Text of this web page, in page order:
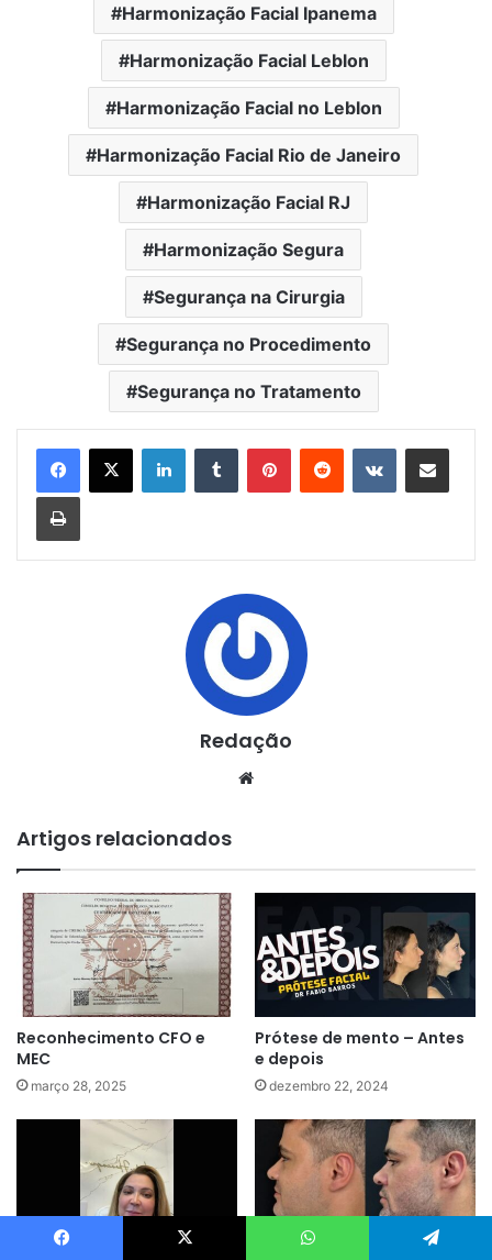
Harmonização Facial Ipanema
Harmonização Facial Leblon
Harmonização Facial no Leblon
Harmonização Facial Rio de Janeiro
Harmonização Facial RJ
Harmonização Segura
Segurança na Cirurgia
Segurança no Procedimento
Segurança no Tratamento
LinkedinTumblr PinterestReddit VK Compartilhar via e-mail
Imprimir
Redação
Artigos relacionados
Reconhecimento CFO e
MEC
março 28, 2025
Prótese de mento – Antes
e depois
dezembro 22, 2024